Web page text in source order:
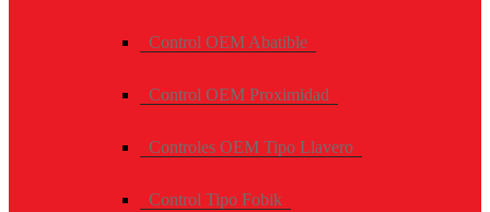
Control OEM Abatible
Control OEM Proximidad
Controles OEM Tipo Llavero
Control Tipo Fobik